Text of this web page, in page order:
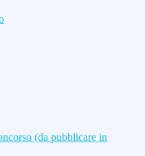
(da pubblicare in